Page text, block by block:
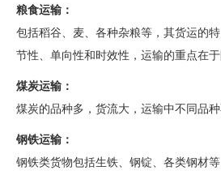
粮食运输：
包括稻谷、麦、各种杂粮等，其货运的
节性、单向性和时效性，运输的重点在于
煤炭运输：
煤炭的品种多，货流大，运输中不同品
钢铁运输：
钢铁类货物包括生铁、钢锭、各类钢材